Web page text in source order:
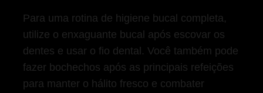
Para uma rotina de higiene bucal completa,
utilize o enxaguante bucal após escovar os
dentes e usar o fio dental. Você também pode
fazer bochechos após as principais refeições
para manter o hálito fresco e combater